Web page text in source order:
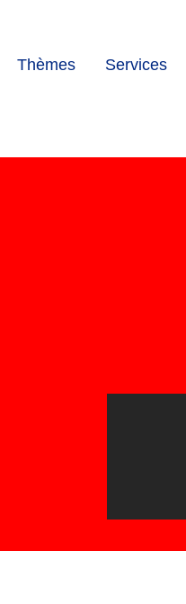
Thèmes Services